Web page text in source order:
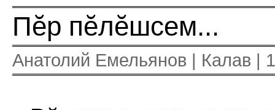
Пĕр пĕлĕшсем...
Анатолий Емельянов | Калав |